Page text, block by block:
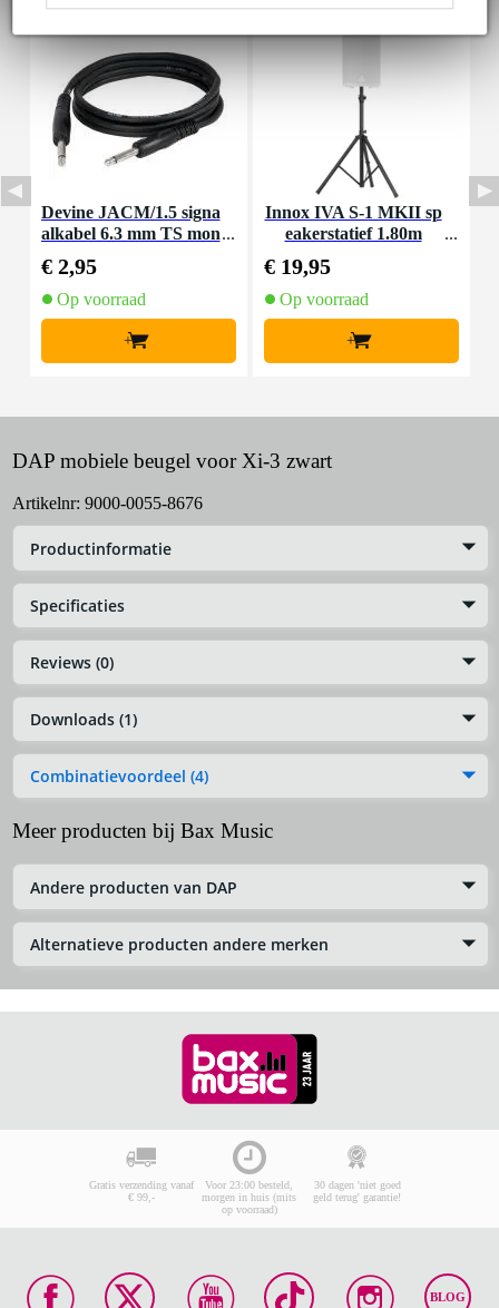
Devine JACM/1.5 signa
alkabel 6.3 mm TS mon
€ 2,95
Op voorraad
+
Innox IVA S-1 MKII sp
eakerstatief 1.80m
€ 19,95
Op voorraad
+
DAP mobiele beugel voor Xi-3 zwart
Artikelnr: 9000-0055-8676
Productinformatie
Specificaties
Reviews (0)
Downloads (1)
Combinatievoordeel (4)
Meer producten bij Bax Music
Andere producten van DAP
Alternatieve producten andere merken
Gratis verzending vanaf
€ 99,-
Voor 23:00 besteld,
morgen in huis (mits
op voorraad)
30 dagen 'niet goed
geld terug' garantie!
BLOG